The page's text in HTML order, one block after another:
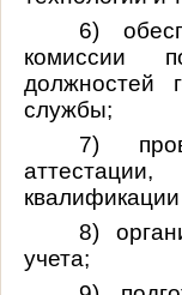
6)
комиссии
должностей
службы;
7)
8)
учета;